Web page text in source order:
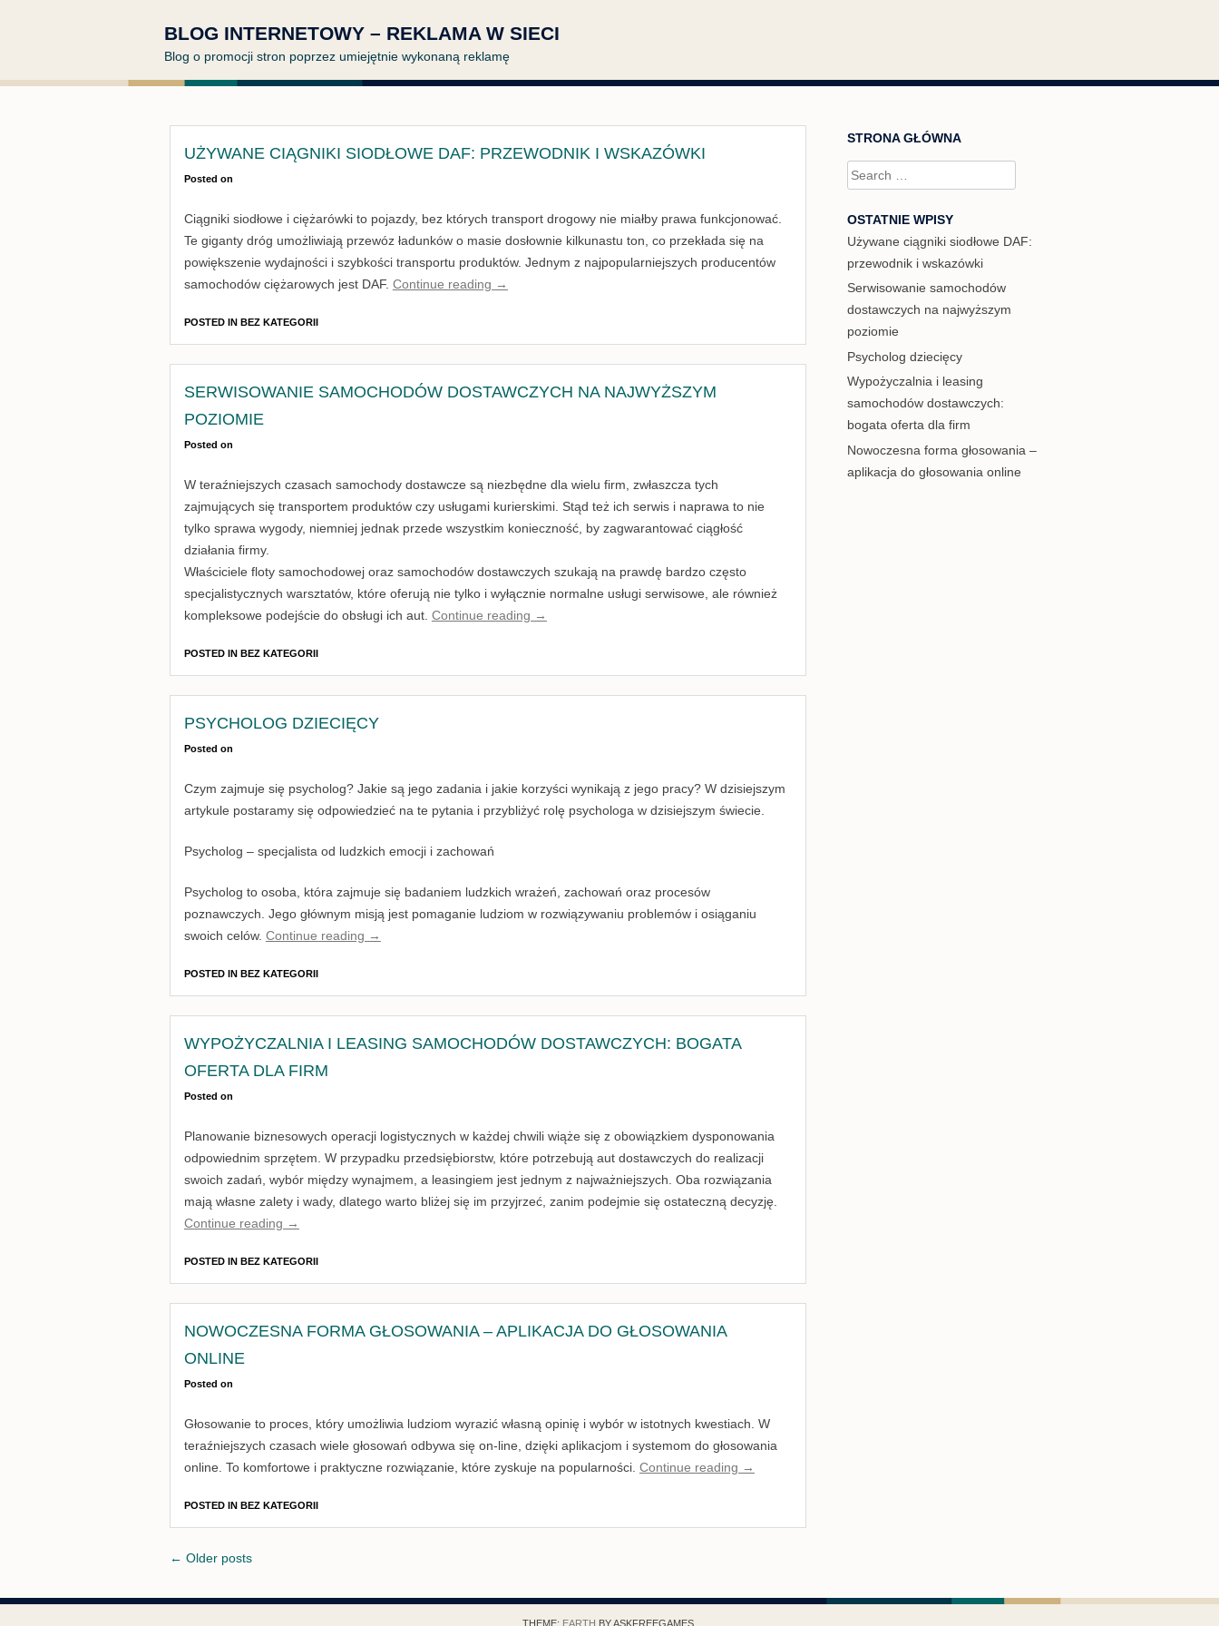
BLOG INTERNETOWY – REKLAMA W SIECI
Blog o promocji stron poprzez umiejętnie wykonaną reklamę
UŻYWANE CIĄGNIKI SIODŁOWE DAF: PRZEWODNIK I WSKAZÓWKI
Posted on
Ciągniki siodłowe i ciężarówki to pojazdy, bez których transport drogowy nie miałby prawa funkcjonować.
Te giganty dróg umożliwiają przewóz ładunków o masie dosłownie kilkunastu ton, co przekłada się na
powiększenie wydajności i szybkości transportu produktów. Jednym z najpopularniejszych producentów
samochodów ciężarowych jest DAF. Continue reading →
POSTED IN BEZ KATEGORII
SERWISOWANIE SAMOCHODÓW DOSTAWCZYCH NA NAJWYŻSZYM
POZIOMIE
Posted on
W teraźniejszych czasach samochody dostawcze są niezbędne dla wielu firm, zwłaszcza tych
zajmujących się transportem produktów czy usługami kurierskimi. Stąd też ich serwis i naprawa to nie
tylko sprawa wygody, niemniej jednak przede wszystkim konieczność, by zagwarantować ciągłość
działania firmy.
Właściciele floty samochodowej oraz samochodów dostawczych szukają na prawdę bardzo często
specjalistycznych warsztatów, które oferują nie tylko i wyłącznie normalne usługi serwisowe, ale również
kompleksowe podejście do obsługi ich aut. Continue reading →
POSTED IN BEZ KATEGORII
PSYCHOLOG DZIECIĘCY
Posted on
Czym zajmuje się psycholog? Jakie są jego zadania i jakie korzyści wynikają z jego pracy? W dzisiejszym
artykule postaramy się odpowiedzieć na te pytania i przybliżyć rolę psychologa w dzisiejszym świecie.
Psycholog – specjalista od ludzkich emocji i zachowań
Psycholog to osoba, która zajmuje się badaniem ludzkich wrażeń, zachowań oraz procesów
poznawczych. Jego głównym misją jest pomaganie ludziom w rozwiązywaniu problemów i osiąganiu
swoich celów. Continue reading →
POSTED IN BEZ KATEGORII
WYPOŻYCZALNIA I LEASING SAMOCHODÓW DOSTAWCZYCH: BOGATA
OFERTA DLA FIRM
Posted on
Planowanie biznesowych operacji logistycznych w każdej chwili wiąże się z obowiązkiem dysponowania
odpowiednim sprzętem. W przypadku przedsiębiorstw, które potrzebują aut dostawczych do realizacji
swoich zadań, wybór między wynajmem, a leasingiem jest jednym z najważniejszych. Oba rozwiązania
mają własne zalety i wady, dlatego warto bliżej się im przyjrzeć, zanim podejmie się ostateczną decyzję.
Continue reading →
POSTED IN BEZ KATEGORII
NOWOCZESNA FORMA GŁOSOWANIA – APLIKACJA DO GŁOSOWANIA
ONLINE
Posted on
Głosowanie to proces, który umożliwia ludziom wyrazić własną opinię i wybór w istotnych kwestiach. W
teraźniejszych czasach wiele głosowań odbywa się on-line, dzięki aplikacjom i systemom do głosowania
online. To komfortowe i praktyczne rozwiązanie, które zyskuje na popularności. Continue reading →
POSTED IN BEZ KATEGORII
Posts
← Older posts
STRONA GŁÓWNA
Search
for:
OSTATNIE WPISY
Używane ciągniki siodłowe DAF:
przewodnik i wskazówki
Serwisowanie samochodów
dostawczych na najwyższym
poziomie
Psycholog dziecięcy
Wypożyczalnia i leasing
samochodów dostawczych:
bogata oferta dla firm
Nowoczesna forma głosowania –
aplikacja do głosowania online
THEME: EARTH BY ASKFREEGAMES.